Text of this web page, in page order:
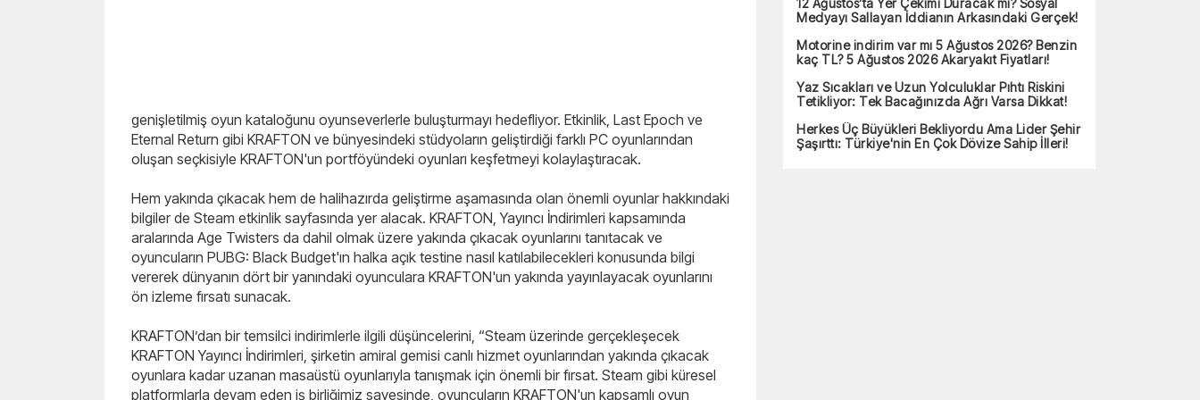
genişletilmiş oyun kataloğunu oyunseverlerle buluşturmayı hedefliyor. Etkinlik, Last Epoch ve
Eternal Return gibi KRAFTON ve bünyesindeki stüdyoların geliştirdiği farklı PC oyunlarından
oluşan seçkisiyle KRAFTON'un portföyündeki oyunları keşfetmeyi kolaylaştıracak.
Hem yakında çıkacak hem de halihazırda geliştirme aşamasında olan önemli oyunlar hakkındaki
bilgiler de Steam etkinlik sayfasında yer alacak. KRAFTON, Yayıncı İndirimleri kapsamında
aralarında Age Twisters da dahil olmak üzere yakında çıkacak oyunlarını tanıtacak ve
oyuncuların PUBG: Black Budget'ın halka açık testine nasıl katılabilecekleri konusunda bilgi
vererek dünyanın dört bir yanındaki oyunculara KRAFTON'un yakında yayınlayacak oyunlarını
ön izleme fırsatı sunacak.
KRAFTON’dan bir temsilci indirimlerle ilgili düşüncelerini, “Steam üzerinde gerçekleşecek
KRAFTON Yayıncı İndirimleri, şirketin amiral gemisi canlı hizmet oyunlarından yakında çıkacak
oyunlara kadar uzanan masaüstü oyunlarıyla tanışmak için önemli bir fırsat. Steam gibi küresel
platformlarla devam eden iş birliğimiz sayesinde, oyuncuların KRAFTON'un kapsamlı oyun
12 Ağustos’ta Yer Çekimi Duracak mı? Sosyal
Medyayı Sallayan İddianın Arkasındaki Gerçek!
Motorine indirim var mı 5 Ağustos 2026? Benzin
kaç TL? 5 Ağustos 2026 Akaryakıt Fiyatları!
Yaz Sıcakları ve Uzun Yolculuklar Pıhtı Riskini
Tetikliyor: Tek Bacağınızda Ağrı Varsa Dikkat!
Herkes Üç Büyükleri Bekliyordu Ama Lider Şehir
Şaşırttı: Türkiye'nin En Çok Dövize Sahip İlleri!